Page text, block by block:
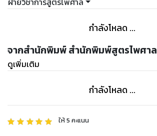
กำลังโหลด ...
จากสำนักพิมพ์ สำนักพิมพ์สูตรไพศาล
ดูเพิ่มเติม
กำลังโหลด ...
ให้5 คะแนน